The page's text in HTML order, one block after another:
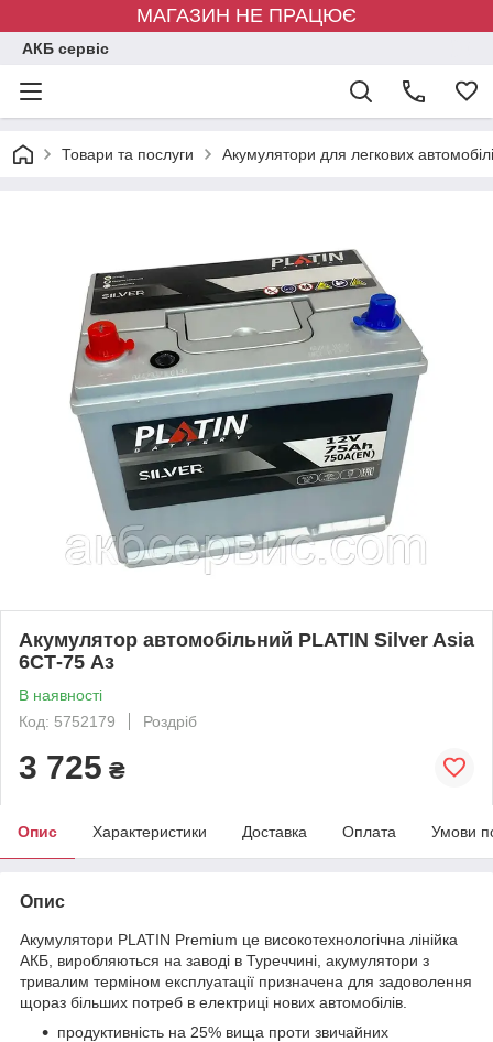
МАГАЗИН НЕ ПРАЦЮЄ
АКБ сервіс
Товари та послуги Акумулятори для легкових
Акумулятор автомобільний PLATIN Silver Asia
6СТ-75 Аз
В наявності
Код: 5752179
Роздріб
3 725 ₴
Опис Характеристики Доставка Оплата Умови
Опис
Акумулятори PLATIN Premium це високотехнологічна лінійка
АКБ, виробляються на заводі в Туреччині, акумулятори з
тривалим терміном експлуатації призначена для задоволення
щораз більших потреб в електриці нових автомобілів.
продуктивність на 25% вища проти звичайних